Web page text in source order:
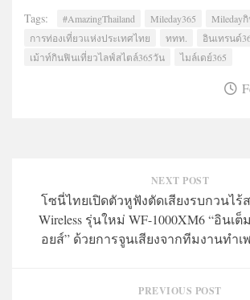
Tags: #AmazingThailand Mileday365
Mileday
การท่องเที่ยวแห่งประเทศไทย
ททท.
อินเทรนด์
เม้าท์กินฟินเที่ยวไลฟ์สไตล์365วัน
ไมล์เดย์365
NEXT POST
โซนี่ไทยเปิดตัวหูฟังตัดเสียงรบกวนไร้
Wireless รุ่นใหม่ WF-1000XM6 “อินเ
อยส์” ด้วยการจูนเสียงจากทีมงานทำเ
PREVIOUS POST